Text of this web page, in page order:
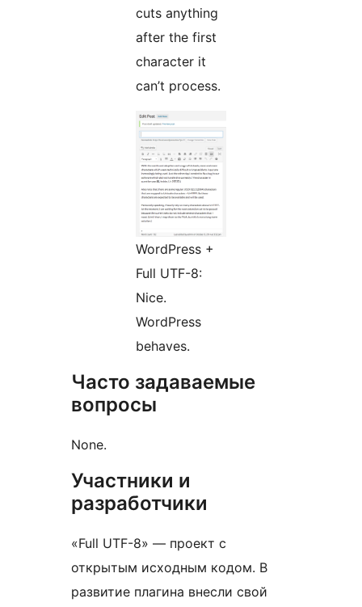
cuts anything
after the first
character it
can’t process.
WordPress +
Full UTF-8:
Nice.
WordPress
behaves.
Часто задаваемые
вопросы
None.
Участники и
разработчики
«Full UTF-8» — проект с
открытым исходным кодом. В
развитие плагина внесли свой